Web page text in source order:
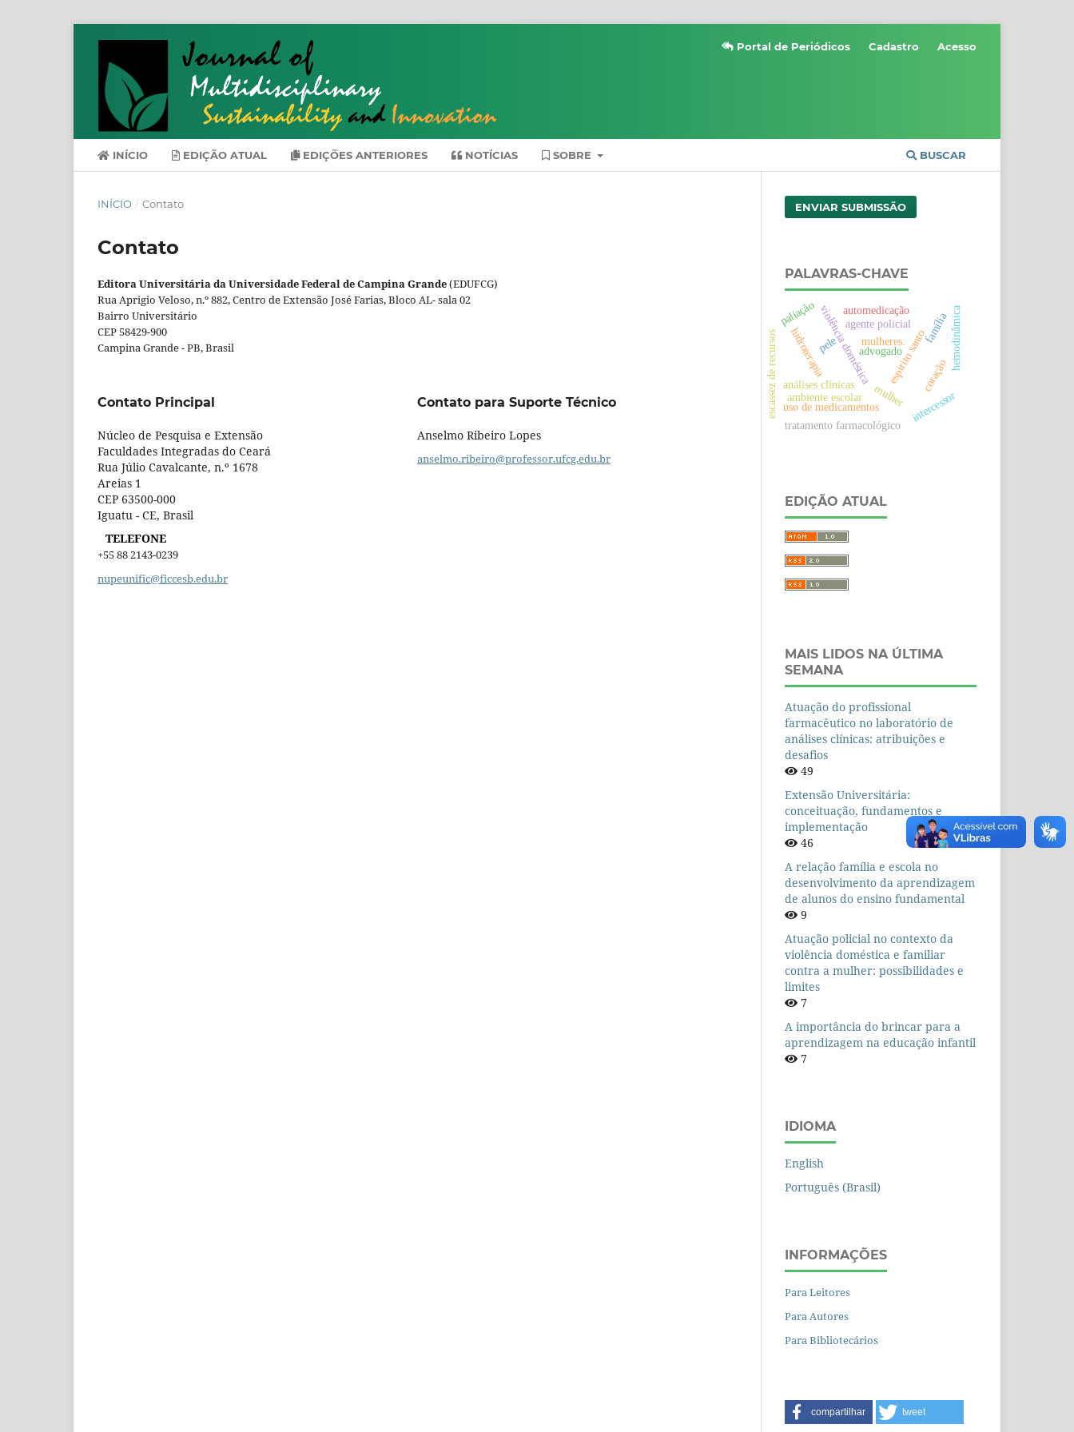
INÍCIO EDIÇÃO ATUAL EDIÇÕES ANTERIORES NOTÍCIAS SOBRE BUSCAR
Portal de Periódicos Cadastro Acesso
INÍCIO / Contato
Contato
Editora Universitária da Universidade Federal de Campina Grande(EDUFCG)
Rua Aprigio Veloso, n.º 882, Centro de Extensão José Farias, Bloco AL- sala 02
Bairro Universitário
CEP 58429-900
Campina Grande - PB, Brasil
Contato Principal
Núcleo de Pesquisa e Extensão
Faculdades Integradas do Ceará
Rua Júlio Cavalcante, n.º 1678
Areias 1
CEP 63500-000
Iguatu - CE, Brasil
TELEFONE
+55 88 2143-0239
nupeunific@ficcesb.edu.br
Contato para Suporte Técnico
Anselmo Ribeiro Lopes
anselmo.ribeiro@professor.ufcg.edu.br
ENVIAR SUBMISSÃO
PALAVRAS-CHAVE
violência doméstica
mulher
agente policial
espirito santo
advogado
intercessor
uso de medicamentos
pele
tratamento farmacológico
análises clínicas
hidroterapia mulheres.
paliação
escassez de recursos ambiente escolar
famíliahemodinâmica
automedicação
coração
EDIÇÃO ATUAL
MAIS LIDOS NA ÚLTIMA
SEMANA
Atuação do profissional
farmacêutico no laboratório de
análises clínicas: atribuições e
desafios
49
Extensão Universitária:
conceituação, fundamentos e
implementação
46
A relação família e escola no
desenvolvimento da aprendizagem
de alunos do ensino fundamental
9
Atuação policial no contexto da
violência doméstica e familiar
contra a mulher: possibilidades e
limites
7
A importância do brincar para a
aprendizagem na educação infantil
7
IDIOMA
English
Português (Brasil)
INFORMAÇÕES
Para Leitores
Para Autores
Para Bibliotecários
compartilhar tweet